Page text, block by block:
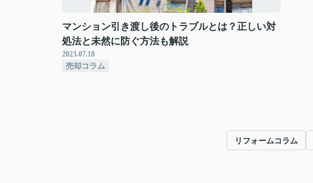
マンション引き渡し後のトラブルとは？正しい対
処法と未然に防ぐ方法も解説
2023.07.18
売却コラム
リフォームコラム